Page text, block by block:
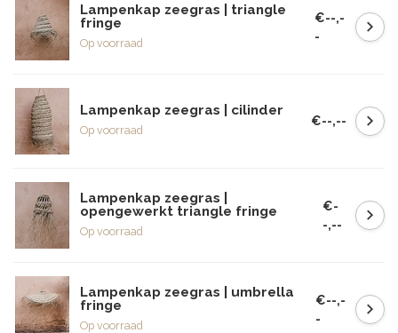
Lampenkap zeegras | triangle
fringe
Op voorraad
€--,-
-
Lampenkap zeegras | cilinder
Op voorraad
€--,--
Lampenkap zeegras |
opengewerkt triangle fringe
Op voorraad
€-
-,--
Lampenkap zeegras | umbrella
fringe
Op voorraad
€--,-
-